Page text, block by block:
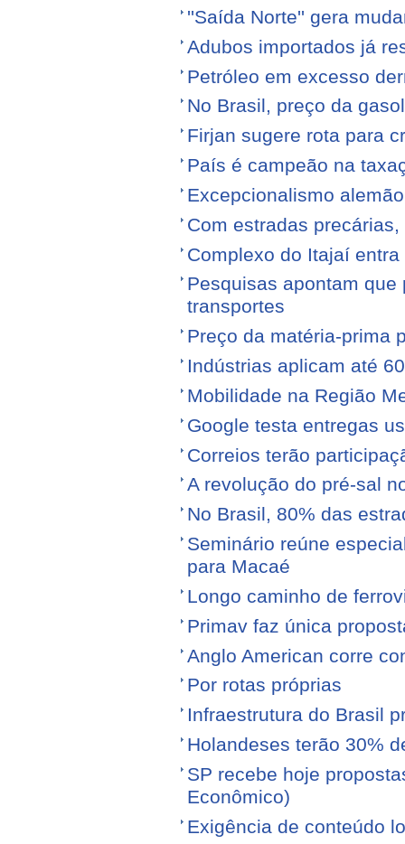
''Saída Norte'' gera
Adubos importados já
Petróleo em excesso
No Brasil, preço da
Firjan sugere rota para
País é campeão na
Excepcionalismo alemão
Com estradas
Complexo do Itajaí
Pesquisas apontam
transportes
Preço da matéria-prima
Indústrias aplicam até
Mobilidade na Região
Google testa entregas
Correios terão
A revolução do pré-sal
No Brasil, 80% das
Seminário reúne
para Macaé
Longo caminho de
Primav faz única
Anglo American corre
Por rotas próprias
Infraestrutura do Brasil
Holandeses terão 30%
SP recebe hoje
Econômico)
Exigência de conteúdo